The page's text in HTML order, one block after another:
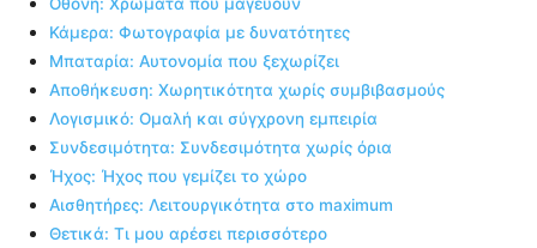
Κάμερα: Φωτογραφία με δυνατότητες
Μπαταρία: Αυτονομία που ξεχωρίζει
Αποθήκευση: Χωρητικότητα χωρίς συμβιβασμούς
Λογισμικό: Ομαλή και σύγχρονη εμπειρία
Συνδεσιμότητα: Συνδεσιμότητα χωρίς όρια
Ήχος: Ήχος που γεμίζει το χώρο
Αισθητήρες: Λειτουργικότητα στο maximum
Θετικά: Τι μου αρέσει περισσότερο